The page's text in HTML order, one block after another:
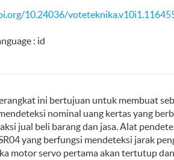
10.24036/
: id
ini bertujuan untuk membuat
nominal uang kertas yang
jual beli barang dan jasa. Alat
yang berfungsi mendeteksi jarak
motor servo pertama akan tertutup